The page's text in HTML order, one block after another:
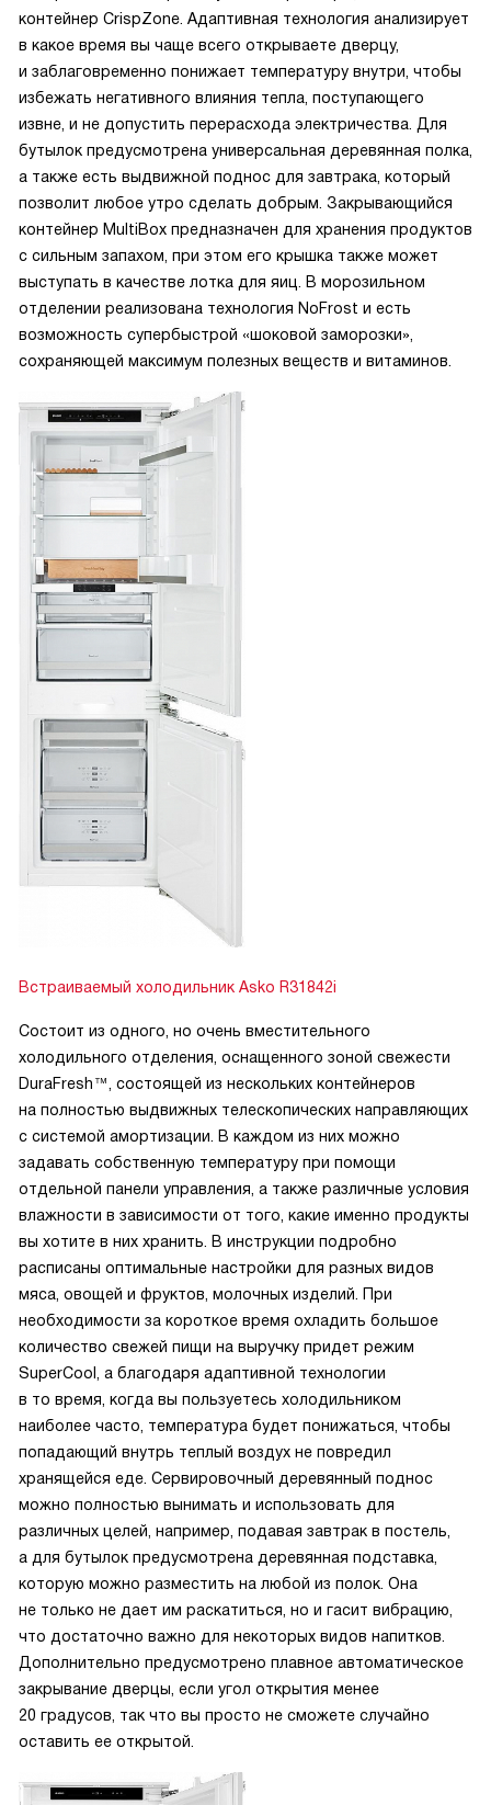
контейнер CrispZone. Адаптивная технология анализирует
в какое время вы чаще всего открываете дверцу,
и заблаговременно понижает температуру внутри, чтобы
избежать негативного влияния тепла, поступающего
извне, и не допустить перерасхода электричества. Для
бутылок предусмотрена универсальная деревянная полка,
а также есть выдвижной поднос для завтрака, который
позволит любое утро сделать добрым. Закрывающийся
контейнер MultiBox предназначен для хранения продуктов
с сильным запахом, при этом его крышка также может
выступать в качестве лотка для яиц. В морозильном
отделении реализована технология NoFrost и есть
возможность супербыстрой «шоковой заморозки»,
сохраняющей максимум полезных веществ и витаминов.
Встраиваемый холодильник Asko R31842i
Состоит из одного, но очень вместительного
холодильного отделения, оснащенного зоной свежести
DuraFresh™, состоящей из нескольких контейнеров
на полностью выдвижных телескопических направляющих
с системой амортизации. В каждом из них можно
задавать собственную температуру при помощи
отдельной панели управления, а также различные условия
влажности в зависимости от того, какие именно продукты
вы хотите в них хранить. В инструкции подробно
расписаны оптимальные настройки для разных видов
мяса, овощей и фруктов, молочных изделий. При
необходимости за короткое время охладить большое
количество свежей пищи на выручку придет режим
SuperCool, а благодаря адаптивной технологии
в то время, когда вы пользуетесь холодильником
наиболее часто, температура будет понижаться, чтобы
попадающий внутрь теплый воздух не повредил
хранящейся еде. Сервировочный деревянный поднос
можно полностью вынимать и использовать для
различных целей, например, подавая завтрак в постель,
а для бутылок предусмотрена деревянная подставка,
которую можно разместить на любой из полок. Она
не только не дает им раскатиться, но и гасит вибрацию,
что достаточно важно для некоторых видов напитков.
Дополнительно предусмотрено плавное автоматическое
закрывание дверцы, если угол открытия менее
20 градусов, так что вы просто не сможете случайно
оставить ее открытой.